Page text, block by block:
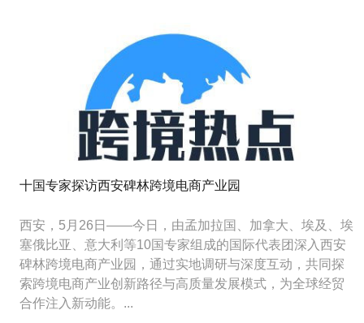
十国专家探访西安碑林跨境电商产业园
西安，5月26日——今日，由孟加拉国、加拿大、埃及、埃
塞俄比亚、意大利等10国专家组成的国际代表团深入西安
碑林跨境电商产业园，通过实地调研与深度互动，共同探
索跨境电商产业创新路径与高质量发展模式，为全球经贸
合作注入新动能。...